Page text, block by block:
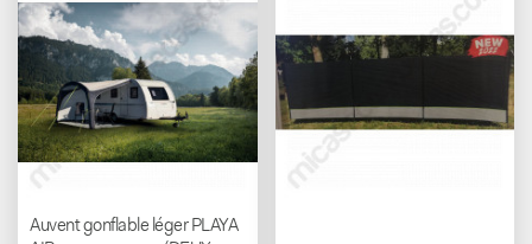
Auvent gonflable léger PLAYA